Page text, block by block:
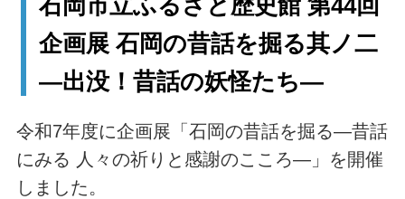
石岡市立ふるさと歴史館 第44回
企画展 石岡の昔話を掘る其ノ二
―出没！昔話の妖怪たち―
令和7年度に企画展「石岡の昔話を掘る―昔話
にみる 人々の祈りと感謝のこころ―」を開催
しました。